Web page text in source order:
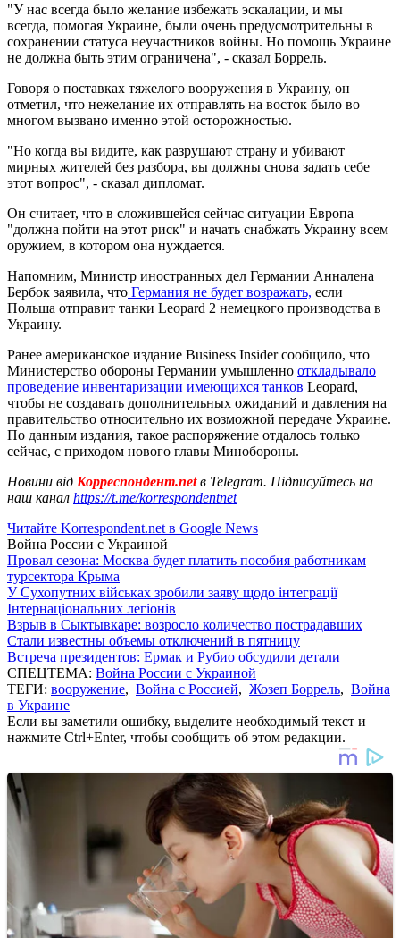
"У нас всегда было желание избежать эскалации, и мы
всегда, помогая Украине, были очень предусмотрительны в
сохранении статуса неучастников войны. Но помощь Украине
не должна быть этим ограничена", - сказал Боррель.
Говоря о поставках тяжелого вооружения в Украину, он
отметил, что нежелание их отправлять на восток было во
многом вызвано именно этой осторожностью.
"Но когда вы видите, как разрушают страну и убивают
мирных жителей без разбора, вы должны снова задать себе
этот вопрос", - сказал дипломат.
Он считает, что в сложившейся сейчас ситуации Европа
"должна пойти на этот риск" и начать снабжать Украину всем
оружием, в котором она нуждается.
Напомним, Министр иностранных дел Германии Анналена
Бербок заявила, что Германия не будет возражать, если
Польша отправит танки Leopard 2 немецкого производства в
Украину.
Ранее американское издание Business Insider сообщило, что
Министерство обороны Германии умышленно откладывало
проведение инвентаризации имеющихся танков Leopard,
чтобы не создавать дополнительных ожиданий и давления на
правительство относительно их возможной передаче Украине.
По данным издания, такое распоряжение отдалось только
сейчас, с приходом нового главы Минобороны.
Новини від Корреспондент.netв Telegram. Підписуйтесь на
наш канал https://t.me/korrespondentnet
Читайте Korrespondent.net в Google News
Война России с Украиной
Провал сезона: Москва будет платить пособия работникам
турсектора Крыма
У Сухопутних військах зробили заяву щодо інтеграції
Інтернаціональних легіонів
Взрыв в Сыктывкаре: возросло количество пострадавших
Стали известны объемы отключений в пятницу
Встреча президентов: Ермак и Рубио обсудили детали
СПЕЦТЕМА: Война России с Украиной
ТЕГИ: вооружение, Война с Россией, Жозеп Боррель, Война
в Украине
Если вы заметили ошибку, выделите необходимый текст и
нажмите Ctrl+Enter, чтобы сообщить об этом редакции.